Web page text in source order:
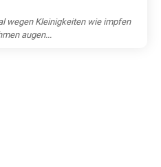
wegen Kleinigkeiten wie impfen
augen...